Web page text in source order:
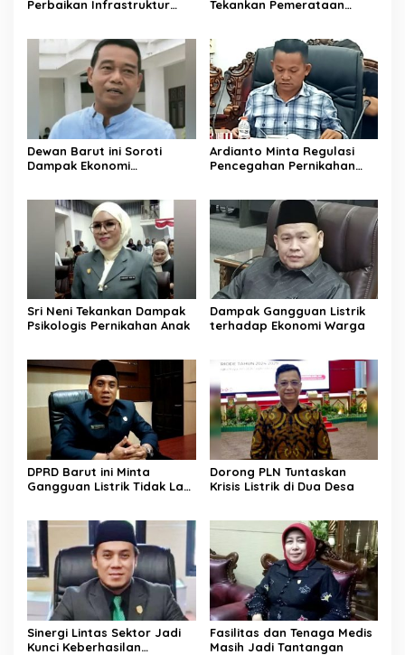
Perbaikan Infrastruktur
Tekankan Pemerataan
Dewan Barut ini Soroti
Dampak Ekonomi
Ardianto Minta Regulasi
Pencegahan Pernikahan
Sri Neni Tekankan Dampak
Psikologis Pernikahan Anak
Dampak Gangguan Listrik
terhadap Ekonomi Warga
DPRD Barut ini Minta
Gangguan Listrik Tidak Lagi
Dorong PLN Tuntaskan
Krisis Listrik di Dua Desa
Sinergi Lintas Sektor Jadi
Kunci Keberhasilan
Fasilitas dan Tenaga Medis
Masih Jadi Tantangan